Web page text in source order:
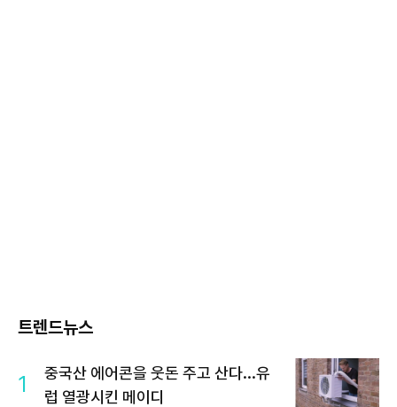
트렌드뉴스
1
중국산 에어콘을 웃돈 주고 산다...유
럽 열광시킨 메이디